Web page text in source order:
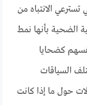
الانتباه من
الضحية بأنها نمط
كضحايا
السياقات
حول ما إذا كانت